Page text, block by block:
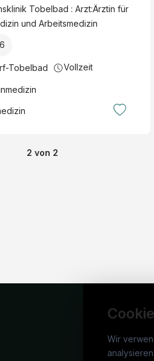
Tobelbad : Arzt:Ärztin für
und Arbeitsmedizin
Tobelbad Vollzeit
2 von 2
Wir